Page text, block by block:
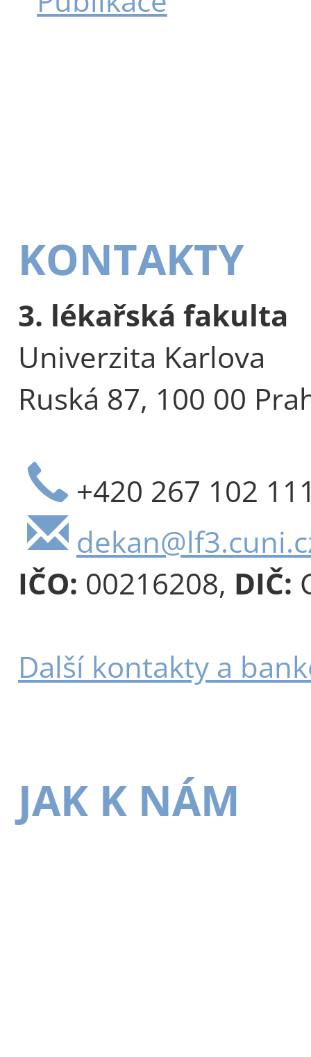
KONTAKTY
3. lékařská fakulta
Univerzita Karlova
Ruská 87, 100 00
+420 267 102
IČO: 00216208, DIČ:
Další kontakty a
JAK K NÁM